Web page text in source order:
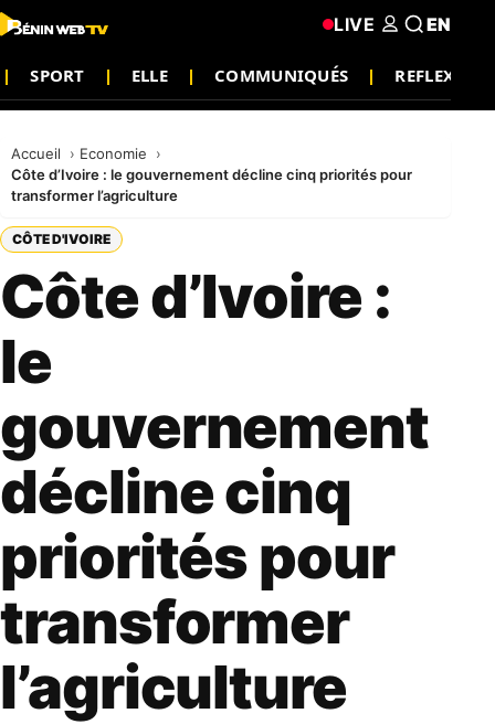
SPORT ELLE COMMUNIQUÉS REFLEXION
LIVE EN
Accueil
Economie
Côte d’Ivoire : le gouvernement décline cinq priorités pour
transformer l’agriculture
CÔTE D'IVOIRE
Côte d’Ivoire :
le
gouvernement
décline cinq
priorités pour
transformer
l’agriculture